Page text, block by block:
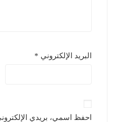
البريد الإلكتروني *
احفظ اسمي، بريدي